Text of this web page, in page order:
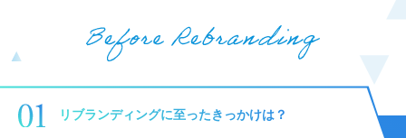
リブランディングに至ったきっかけは？